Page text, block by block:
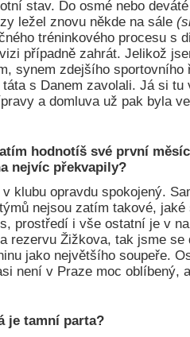
stav. Do osmé nebo
ležel znovu někde na sále
tréninkového procesu s
případně zahrát. Jelikož
synem zdejšího
s Danem zavolali. Já si
a domluva už pak byla
hodnotíš své první
nejvíc překvapily?
klubu opravdu spokojený.
nejsou zatím takové,
prostředí i vše ostatní je v
rezervu Žižkova, tak jsme
jako největšího soupeře.
není v Praze moc oblíbený,
je tamní parta?